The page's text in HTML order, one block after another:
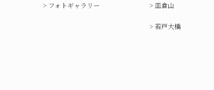
フォトギャラリー 皿倉山
若戸大橋